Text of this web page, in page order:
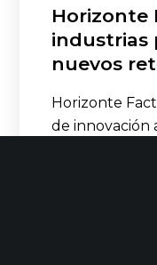
Horizonte
industrias
nuevos
Horizonte
de innovación